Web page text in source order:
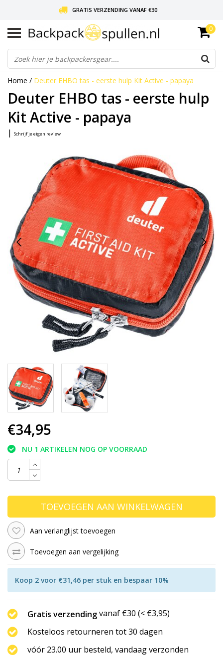
GRATIS VERZENDING VANAF €30
LIEFDE VOOR BACKPACKEN!
30 DAGEN GRATIS RETOUR
0
Home / Deuter EHBO tas - eerste hulp Kit Active - papaya
Deuter EHBO tas - eerste hulp
Kit Active - papaya
| Schrijf je eigen review
€34,95
NU 1 ARTIKELEN NOG OP VOORRAAD
TOEVOEGEN AAN WINKELWAGEN
Aan verlanglijst toevoegen
Toevoegen aan vergelijking
Koop 2 voor €31,46 per stuk en bespaar 10%
Gratis verzendingvanaf €30 (< €3,95)
Kosteloos retourneren tot 30 dagen
vóór 23.00 uur besteld, vandaag verzonden